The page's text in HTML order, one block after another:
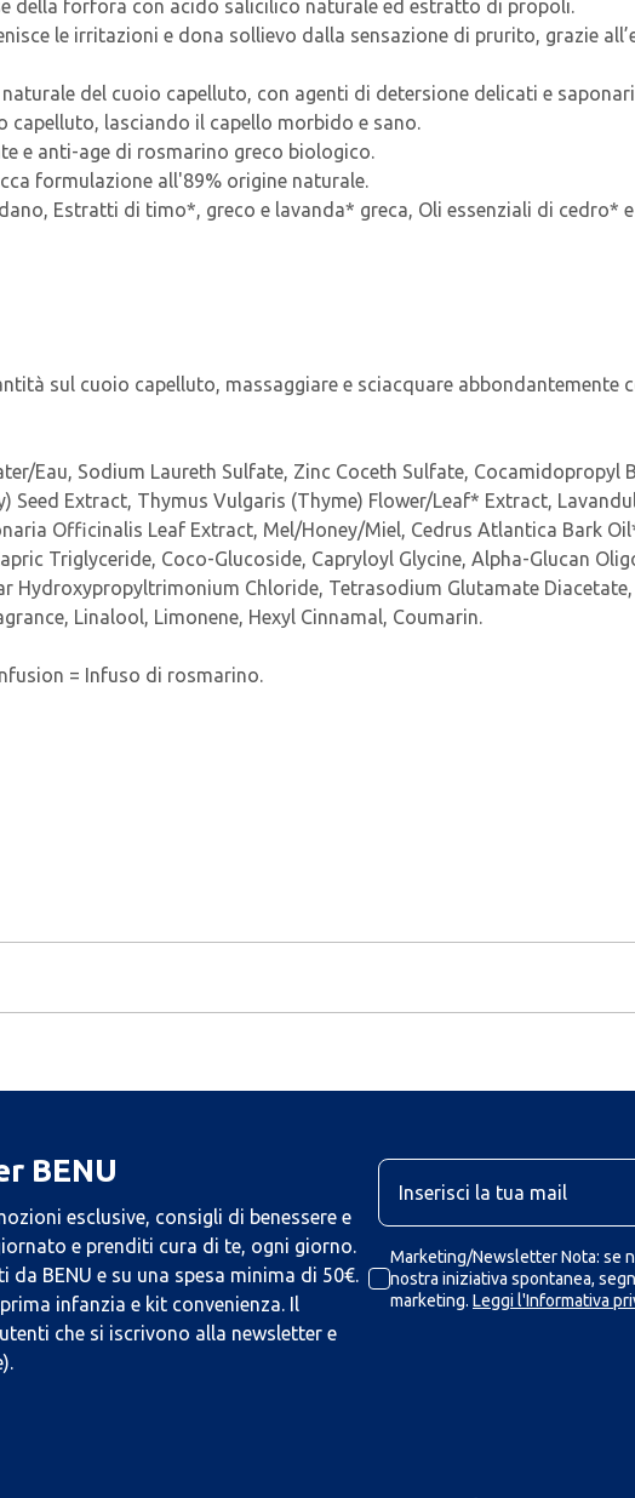
della forfora con acido salicilico naturale ed estratto di propoli.
le irritazioni e dona sollievo dalla sensazione di prurito, grazie
del cuoio capelluto, con agenti di detersione delicati e
capelluto, lasciando il capello morbido e sano.
e anti-age di rosmarino greco biologico.
formulazione all'89% origine naturale.
Estratti di timo*, greco e lavanda* greca, Oli essenziali di cedro*
sul cuoio capelluto, massaggiare e sciacquare
Eau, Sodium Laureth Sulfate, Zinc Coceth Sulfate, Cocamidopropyl
Seed Extract, Thymus Vulgaris (Thyme) Flower/Leaf* Extract,
Officinalis Leaf Extract, Mel/Honey/Miel, Cedrus Atlantica Bark
Triglyceride, Coco-Glucoside, Capryloyl Glycine, Alpha-Glucan
Hydroxypropyltrimonium Chloride, Tetrasodium Glutamate
Linalool, Limonene, Hexyl Cinnamal, Coumarin.
= Infuso di rosmarino.
BENU
esclusive, consigli di benessere e
e prenditi cura di te, ogni giorno.
BENU e su una spesa minima di 50€.
infanzia e kit convenienza. Il
che si iscrivono alla newsletter e
Marketing/Newsletter Nota: se
nostra iniziativa spontanea,
marketing. Leggi l'Informativa